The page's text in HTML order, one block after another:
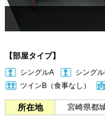
【部屋タイプ】
シングルA
シングル
ツインB（食事なし）
所在地 宮崎県都